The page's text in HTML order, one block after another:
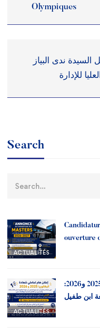
Search
ACTUALITÉS
ouverture
ACTUALITÉS
إعلان هام لحاملي شهادة البكالوريا 2025 و2026:
ابن طفيل
Olympiques
ندى البياز
للإدارة